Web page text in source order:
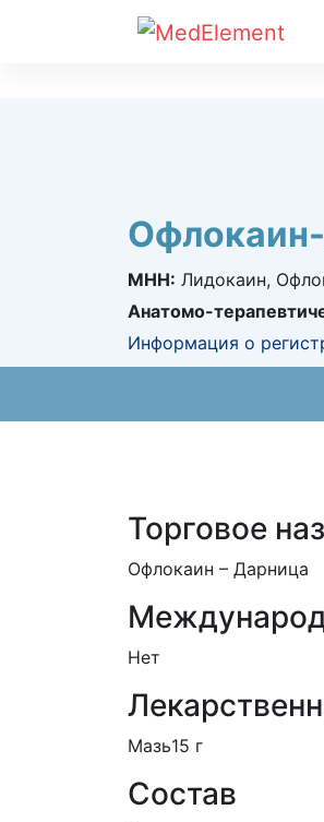
МНН: Лидокаин,
Анатомо-
Информация о
Торговое
Офлокаин – Дарница
Нет
Мазь15 г
Состав